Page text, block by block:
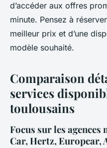
d’accéder aux offres
minute. Pensez à
meilleur prix et d’une
modèle souhaité.
Comparaison
services
toulousains
Focus sur les agences
Car, Hertz, Europcar,